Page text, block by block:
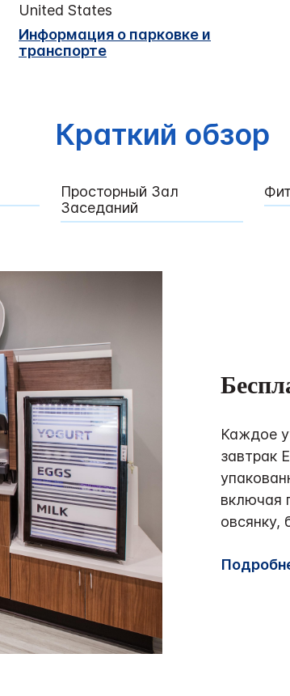
United States
Информация о парковке и
транспорте
Краткий обзор
Просторный Зал
Заседаний
Каждое
завтрак
включая
овсянку,